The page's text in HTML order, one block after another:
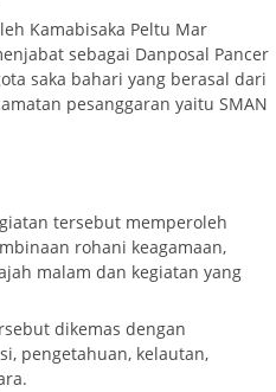
Kamabisaka Peltu Mar
sebagai Danposal Pancer
saka bahari yang berasal dari
pesanggaran yaitu SMAN
tersebut memperoleh
rohani keagamaan,
malam dan kegiatan yang
dikemas dengan
pengetahuan, kelautan,